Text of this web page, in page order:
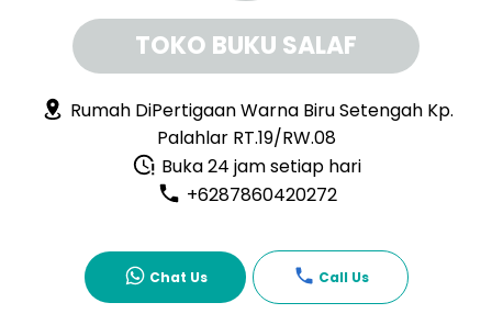
TOKO BUKU SALAF
Rumah DiPertigaan Warna Biru Setengah Kp.
Palahlar RT.19/RW.08
Buka 24 jam setiap hari
+6287860420272
Chat Us Call Us